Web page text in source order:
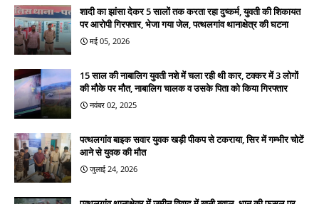
शादी का झांसा देकर 5 सालों तक करता रहा दुष्कर्म, युवती की शिकायत
पर आरोपी गिरफ्तार, भेजा गया जेल, पत्थलगांव थानाक्षेत्र की घटना
मई 05, 2026
15 साल की नाबालिग युवती नशे में चला रही थी कार, टक्कर में 3 लोगों
की मौके पर मौत, नाबालिग चालक व उसके पिता को किया गिरफ्तार
नवंबर 02, 2025
पत्थलगांव बाइक सवार युवक खड़ी पीकप से टकराया, सिर में गम्भीर चोटें
आने से युवक की मौत
जुलाई 24, 2026